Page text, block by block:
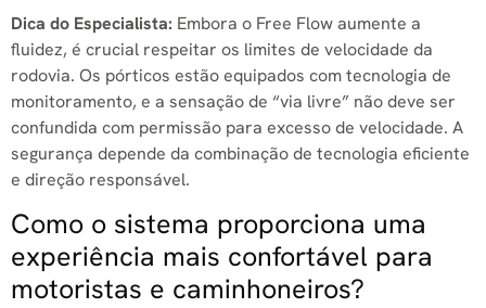
Dica do Especialista: Embora o Free Flow aumente a
fluidez, é crucial respeitar os limites de velocidade da
rodovia. Os pórticos estão equipados com tecnologia de
monitoramento, e a sensação de “via livre” não deve ser
confundida com permissão para excesso de velocidade. A
segurança depende da combinação de tecnologia eficiente
e direção responsável.
Como o sistema proporciona uma
experiência mais confortável para
motoristas e caminhoneiros?